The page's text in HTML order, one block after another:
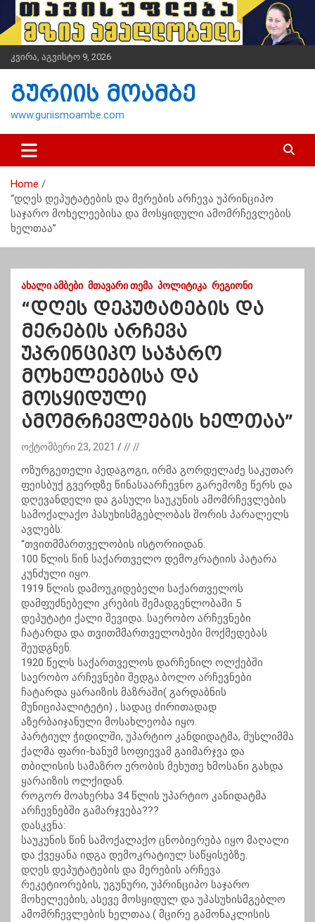
i
t
n
კვირა, აგვისტო 9, 2026
გურიის მოამბე
www.guriismoambe.com
Home
“დღეს დეპუტატების და მერების არჩევა უპრინციპო
საჯარო მოხელეებისა და მოსყიდული ამომრჩევლების
ხელთაა”
ᲐᲮᲐᲚᲘ ᲐᲛᲑᲔᲑᲘ ᲛᲗᲐᲕᲐᲠᲘ ᲗᲔᲛᲐ ᲞᲝᲚᲘᲢᲘᲙᲐ ᲠᲔᲒᲘᲝᲜᲘ
“დღეს დეპუტატების და
მერების არჩევა
უპრინციპო საჯარო
მოხელეებისა და
მოსყიდული
ამომრჩევლების ხელთაა”
ოქტომბერი 23, 2021 // //
ოზურგეთელი პედაგოგი, ირმა გორდელაძე საკუთარ
ფეისბუქ გვერდზე წინასაარჩევნო გარემოზე წერს და
დღევანდელი და გასული საუკუნის ამომრჩევლების
სამოქალაქო პასუხისმგებლობას შორის პარალელს
ავლებს:
“თვითმმართველობის ისტორიიდან.
100 წლის წინ საქართველო დემოკრატიის პატარა
კუნძული იყო.
1919 წლის დამოუკიდებელი საქართველოს
დამფუძნებელი კრების შემადგენლობაში 5
დეპუტატი ქალი შევიდა. საერობო არჩევნები
ჩატარდა და თვითმმართველობები მოქმედებას
შეუდგნენ.
1920 წელს საქართველოს დარჩენილ ოლქებში
საერობო არჩევნები შედგა.ბოლო არჩევნები
ჩატარდა ყარაიზის მაზრაში( გარდაბნის
მუნიციპალიტეტი) , სადაც ძირითადად
აზერბაიჯანული მოსახლეობა იყო.
პარტიულ ჭიდილში, უპარტიო კანდიდატმა, მუსლიმმა
ქალმა ფარი-ხანუმ სოფიევამ გაიმარჯვა და
თბილისის სამაზრო ერობის მეხუთე ხმოსანი გახდა
ყარაიზის ოლქიდან.
როგორ მოახერხა 34 წლის უპარტიო კანიდატმა
არჩევნებში გამარჯვება???
დასკვნა:
საუკუნის წინ სამოქალაქო ცნობიერება იყო მაღალი
და ქვეყანა იდგა დემოკრატიულ საწყისებზე.
დღეს დეპუტატების და მერების არჩევა
რეკეტიორების, უგუნური, უპრინციპო საჯარო
მოხელეების, ასევე მოსყიდულ და უპასუხისმგებლო
ამომრჩევლების ხელთაა.( მცირე გამონაკლისის